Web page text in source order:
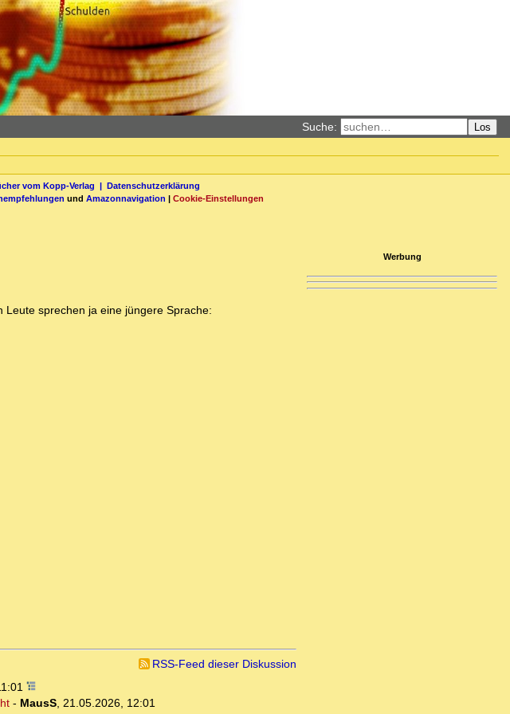
Suche: Los
vom Kopp-Verlag | Datenschutzerklärung
und Amazonnavigation | Cookie-Einstellungen
sprechen ja eine jüngere Sprache:
RSS-Feed dieser Diskussion
- MausS, 21.05.2026, 12:01
Werbung